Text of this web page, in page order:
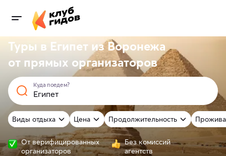
Туры в Египет из Воронежа
от прямых организаторов
Куда поедем?
Виды отдыха Цена Продолжительность
От верифицированных
организаторов
Без комиссий
агентств